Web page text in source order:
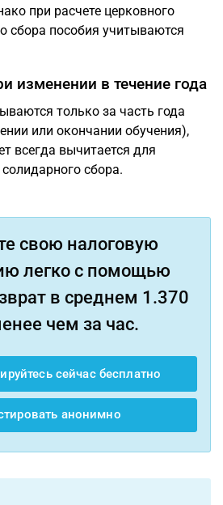
при расчете церковного
сбора пособия учитываются
изменении в течение года
только за часть года
или окончании обучения),
всегда вычитается для
сбора.
свою налоговую
легко с помощью
в среднем 1.370
чем за час.
сейчас бесплатно
анонимно